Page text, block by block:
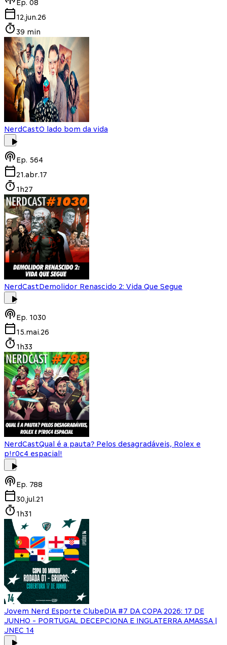
Ep. 08
12.jun.26
39 min
NerdCastO lado bom da vida
Ep. 564
21.abr.17
1h27
NerdCastDemolidor Renascido 2: Vida Que Segue
Ep. 1030
15.mai.26
1h33
NerdCastQual é a pauta? Pelos desagradáveis, Rolex e
p!r0c4 espacial!
Ep. 788
30.jul.21
1h31
Jovem Nerd Esporte ClubeDIA #7 DA COPA 2026: 17 DE
JUNHO - PORTUGAL DECEPCIONA E INGLATERRA AMASSA |
JNEC 14